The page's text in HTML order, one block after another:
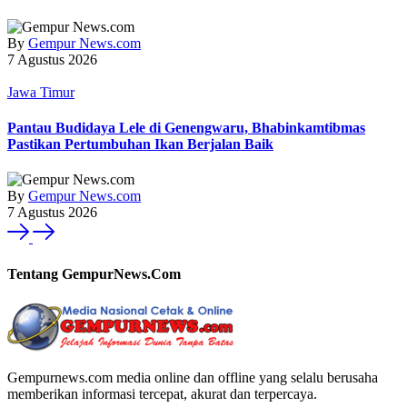
By Gempur News.com
7 Agustus 2026
Jawa Timur
Pantau Budidaya Lele di Genengwaru, Bhabinkamtibmas
Pastikan Pertumbuhan Ikan Berjalan Baik
By Gempur News.com
7 Agustus 2026
Tentang GempurNews.Com
Gempurnews.com media online dan offline yang selalu berusaha
memberikan informasi tercepat, akurat dan terpercaya.